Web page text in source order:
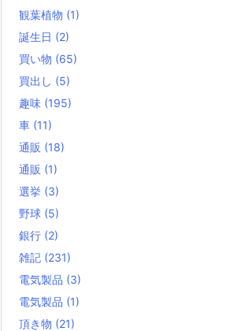
観葉植物 (1)
誕生日 (2)
買い物 (65)
買出し (5)
趣味 (195)
車 (11)
通販 (18)
通販 (1)
選挙 (3)
野球 (5)
銀行 (2)
雑記 (231)
電気製品 (3)
電気製品 (1)
頂き物 (21)